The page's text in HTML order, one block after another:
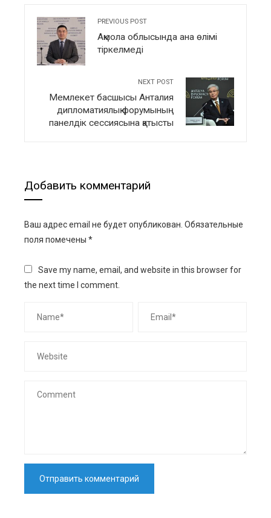
PREVIOUS POST
Ақмола облысында ана өлімі
тіркелмеді
NEXT POST
Мемлекет басшысы Анталия
дипломатиялық форумының
панелдік сессиясына қатысты
Добавить комментарий
Ваш адрес email не будет опубликован. Обязательные
поля помечены *
Save my name, email, and website in this browser for
the next time I comment.